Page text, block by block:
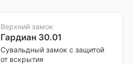
Верхний замок
Гардиан 30.01
Сувальдный замок с защитой
от вскрытия